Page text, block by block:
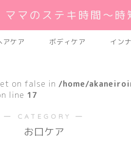
ママのステキ時間～
アケア ボディケア イン
on false in /home/
line 17
― CATEGORY ―
お口ケア